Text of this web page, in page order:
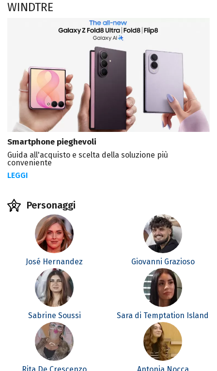
WINDTRE
Smartphone pieghevoli
Guida all'acquisto e scelta della soluzione più
conveniente
LEGGI
Personaggi
José Hernandez Giovanni Grazioso
Sabrine Soussi Sara di Temptation Island